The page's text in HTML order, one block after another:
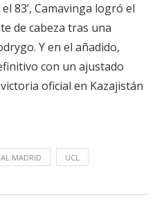
83’, Camavinga logró el
de cabeza tras una
Y en el añadido,
con un ajustado
oficial en Kazajistán
MADRID UCL